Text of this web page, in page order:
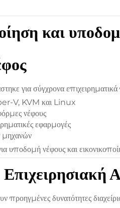
και
για σύγχρονα
V, KVM και Linux
νέφους
εφαρμογές
μηχανών
υποδομή νέφους και
δυνατότητες